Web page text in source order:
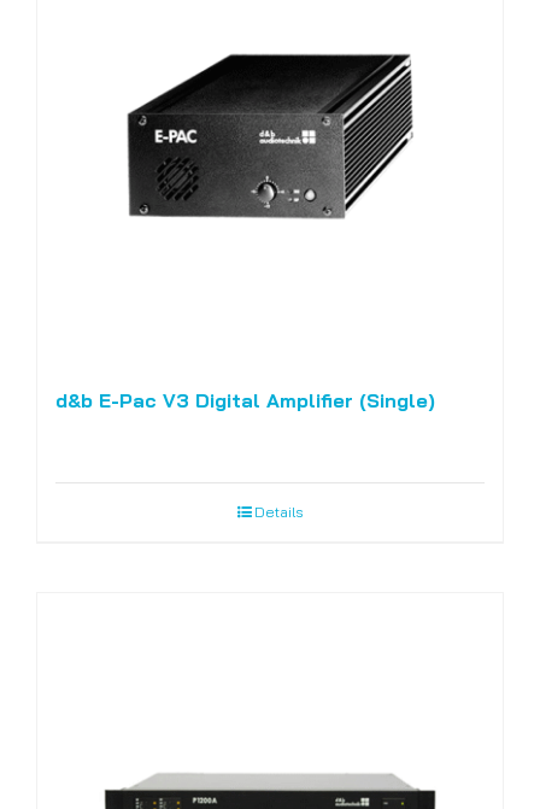
d&b E-Pac V3 Digital Amplifier (Single)
Details